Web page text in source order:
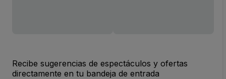
Recibe sugerencias de espectáculos y ofertas
directamente en tu bandeja de entrada